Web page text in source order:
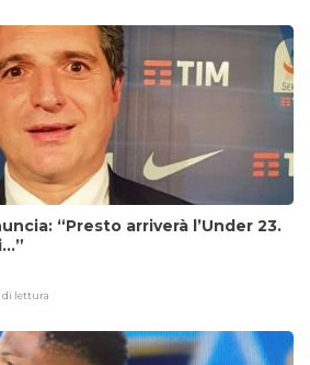
“Presto arriverà l’Under 23.
di lettura